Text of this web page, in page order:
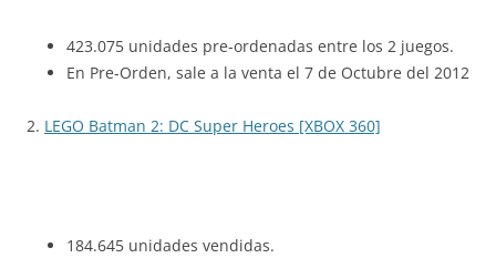
423.075 unidades pre-ordenadas entre los 2 juegos.
En Pre-Orden, sale a la venta el 7 de Octubre del 2012
2. LEGO Batman 2: DC Super Heroes [XBOX 360]
184.645 unidades vendidas.